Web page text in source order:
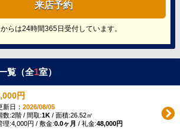
来店予約
らは24時間365日受付しています。
覧（全1室）
円
新日： 2026/08/05
数:2階 / 間取:1K/ 面積:26.52㎡
理:4,000円 / 敷金:0.0ヶ月 / 礼金:48,000円